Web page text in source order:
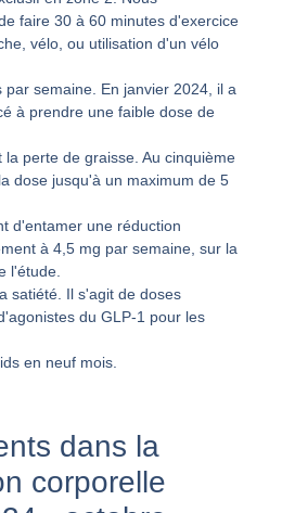
faire 30 à 60 minutes d'exercice
vélo, ou utilisation d'un vélo
par semaine. En janvier 2024, il a
à prendre une faible dose de
perte de graisse. Au cinquième
dose jusqu'à un maximum de 5
d'entamer une réduction
à 4,5 mg par semaine, sur la
l'étude.
satiété. Il s'agit de doses
du GLP-1 pour les
en neuf mois.
dans la
corporelle